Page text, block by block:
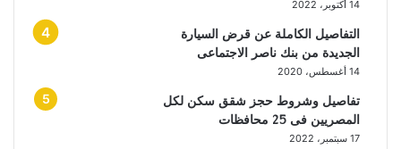
14 أكتوبر، 2022
التفاصيل الكاملة عن قرض السيارة
الجديدة من بنك ناصر الاجتماعى
14 أغسطس، 2020
تفاصيل وشروط حجز شقق سكن لكل
المصريين فى 25 محافظات
17 سبتمبر، 2022